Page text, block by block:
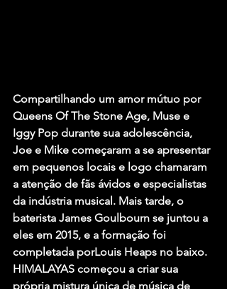
Compartilhando um amor mútuo por
Queens Of The Stone Age, Muse e
Iggy Pop durante sua adolescência,
Joe e Mike começaram a se apresentar
em pequenos locais e logo chamaram
a atenção de fãs ávidos e especialistas
da indústria musical. Mais tarde, o
baterista James Goulbourn se juntou a
eles em 2015, e a formação foi
completada porLouis Heaps no baixo.
HIMALAYAS começou a criar sua
própria mistura única de música de